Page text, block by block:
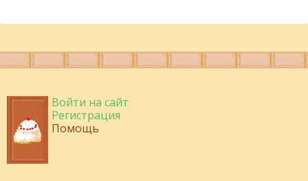
Войти на сайт
Регистрация
Помощь